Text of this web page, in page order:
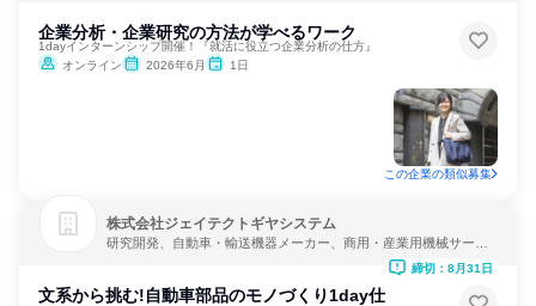
企業分析・企業研究の方法が学べるワーク
1dayインターンシップ開催！『就活に役立つ企業分析の仕方』
オンライン
2026年6月 1日
この企業の類似募集
株式会社ジェイテクトギヤシステム
研究開発、自動車・輸送機器メーカー、商用・産業用機械サービ
文系から挑む!自動車部品のモノづくり1day仕
締切：8月31日